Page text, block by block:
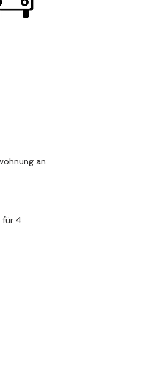
an
für 4